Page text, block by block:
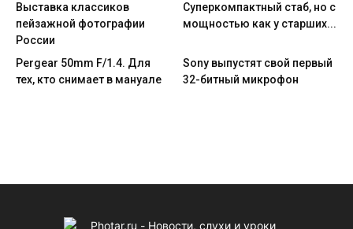
Выставка классиков
пейзажной фотографии
России
Cуперкомпактный стаб, но с
мощностью как у старших...
Pergear 50mm F/1.4. Для
тех, кто снимает в мануале
Sony выпустят свой первый
32-битный микрофон